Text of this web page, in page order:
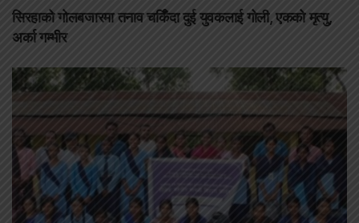
सिरहाको गोलबजारमा तनाव चर्किँदा दुई युवकलाई गोली, एकको मृत्यु,
अर्का गम्भीर